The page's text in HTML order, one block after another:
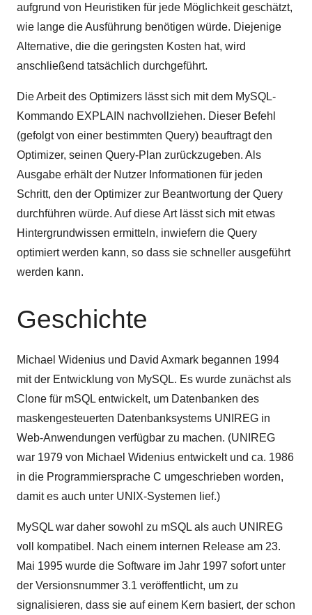
aufgrund von Heuristiken für jede Möglichkeit geschätzt,
wie lange die Ausführung benötigen würde. Diejenige
Alternative, die die geringsten Kosten hat, wird
anschließend tatsächlich durchgeführt.
Die Arbeit des Optimizers lässt sich mit dem MySQL-
Kommando EXPLAIN nachvollziehen. Dieser Befehl
(gefolgt von einer bestimmten Query) beauftragt den
Optimizer, seinen Query-Plan zurückzugeben. Als
Ausgabe erhält der Nutzer Informationen für jeden
Schritt, den der Optimizer zur Beantwortung der Query
durchführen würde. Auf diese Art lässt sich mit etwas
Hintergrundwissen ermitteln, inwiefern die Query
optimiert werden kann, so dass sie schneller ausgeführt
werden kann.
Geschichte
Michael Widenius und David Axmark begannen 1994
mit der Entwicklung von MySQL. Es wurde zunächst als
Clone für mSQL entwickelt, um Datenbanken des
maskengesteuerten Datenbanksystems UNIREG in
Web-Anwendungen verfügbar zu machen. (UNIREG
war 1979 von Michael Widenius entwickelt und ca. 1986
in die Programmiersprache C umgeschrieben worden,
damit es auch unter UNIX-Systemen lief.)
MySQL war daher sowohl zu mSQL als auch UNIREG
voll kompatibel. Nach einem internen Release am 23.
Mai 1995 wurde die Software im Jahr 1997 sofort unter
der Versionsnummer 3.1 veröffentlicht, um zu
signalisieren, dass sie auf einem Kern basiert, der schon